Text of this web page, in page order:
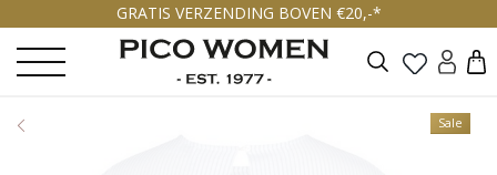
GRATIS VERZENDING BOVEN €20,-*
Zoeken
Sale